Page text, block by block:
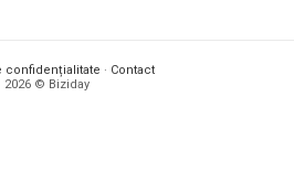
confidențialitate · Contact
2026 © Biziday